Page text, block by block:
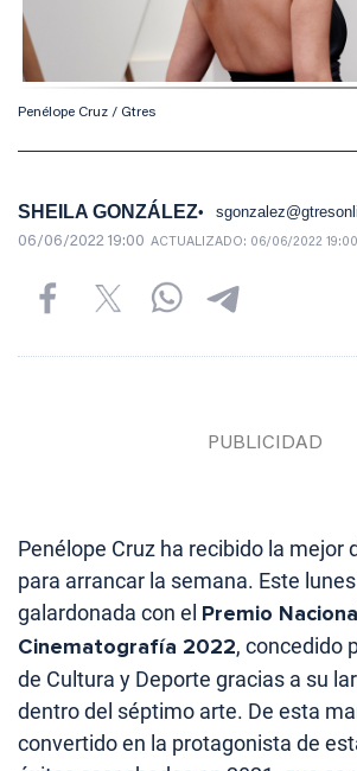
Penélope Cruz / Gtres
SHEILA GONZÁLEZ
06/06/2022 19:00 ACTUALIZADO: 06/06/2022 19:00
Penélope Cruz ha recibido la mejor
para arrancar la semana. Este
galardonada con el Premio
Cinematografía 2022, concedido
de Cultura y Deporte gracias a su
dentro del séptimo arte. De esta
convertido en la protagonista de